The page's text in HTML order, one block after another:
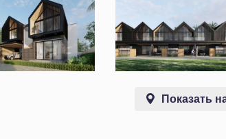
Показать